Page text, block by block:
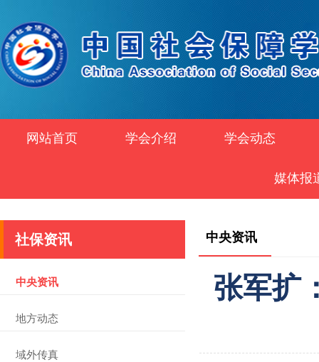
网站首页 学会介绍 学会动态
媒体报
社保资讯
中央资讯
地方动态
域外传真
中央资讯
张军扩